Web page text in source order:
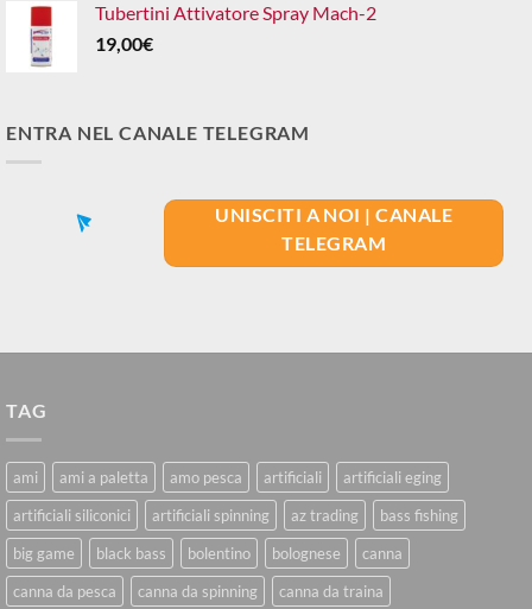
Tubertini Attivatore Spray Mach-2
19,00€
ENTRA NEL CANALE TELEGRAM
UNISCITI A NOI | CANALE
TELEGRAM
TAG
ami ami a paletta amo pesca artificiali
artificiali eging
artificiali siliconici
artificiali spinning az trading
bass fishing
big game
black bass bolentino bolognese
canna
canna da pesca
canna da spinning canna da traina